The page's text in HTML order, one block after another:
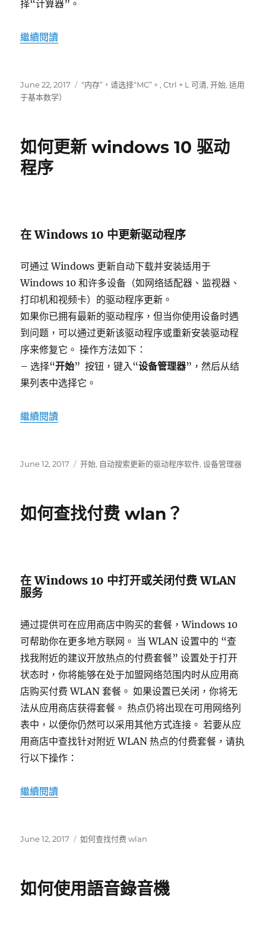
择“计算器”。
繼續閱讀“windows 10 的计算器中的新增功能”
發
表
June 22, 2017
標
“内存”，请选择“MC”。 ,Ctrl + L 可清,开始,适用
于基本数学）
如何更新 windows 10 驱动
程序
在 Windows 10 中更新驱动程序
可通过 Windows 更新自动下载并安装适用于
Windows 10 和许多设备（如网络适配器、监视器、
打印机和视频卡）的驱动程序更新。
如果你已拥有最新的驱动程序，但当你使用设备时遇
到问题，可以通过更新该驱动程序或重新安装驱动程
序来修复它。 操作方法如下：
– 选择“开始” 按钮，键入“设备管理器”，然后从结
果列表中选择它。
繼續閱讀“如何更新 windows 10 驱动程序”
發
June 12, 2017
標
开始, 自动搜索更新的驱动程序软件,设备管理器
如何查找付费 wlan？
在 Windows 10 中打开或关闭付费 WLAN
服务
通过提供可在应用商店中购买的套餐，Windows 10
可帮助你在更多地方联网。 当 WLAN 设置中的 “查
找我附近的建议开放热点的付费套餐” 设置处于打开
状态时，你将能够在处于加盟网络范围内时从应用商
店购买付费 WLAN 套餐。 如果设置已关闭，你将无
法从应用商店获得套餐。 热点仍将出现在可用网络列
表中，以便你仍然可以采用其他方式连接。 若要从应
用商店中查找针对附近 WLAN 热点的付费套餐，请执
行以下操作：
繼續閱讀“如何查找付费 wlan？”
發
June 12, 2017
標
如何查找付费 wlan
如何使用語音錄音機